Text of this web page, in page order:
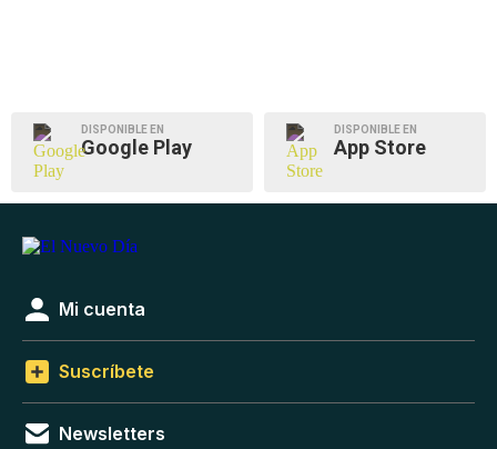
DISPONIBLE EN
Google Play
DISPONIBLE EN
App Store
Mi cuenta
Suscríbete
Newsletters